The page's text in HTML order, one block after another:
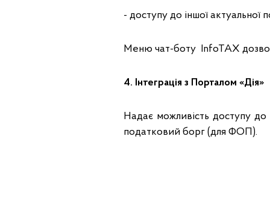
- доступу до іншої актуальної
Меню чат-боту InfoTAX
4. Інтеграція з Порталом «Дія»
Надає можливість доступу
податковий борг (для ФОП).